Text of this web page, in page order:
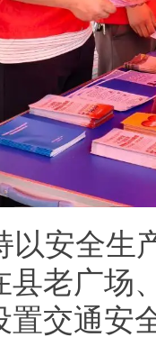
以安全生
县老广场
置交通安